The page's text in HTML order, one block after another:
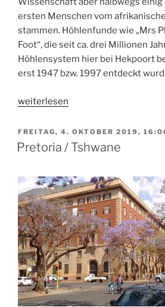
ersten Menschen vom
stammen. Höhlenfunde wie „Mrs
Foot“, die seit ca. drei Millionen
Höhlensystem hier bei Hekpoort
erst 1947 bzw. 1997 entdeckt
„Die
der
Menschheit“
weiterlesen
VERÖFFENTLICHT
AM
FREITAG, 4. OKTOBER 2019,
Pretoria / Tshwane